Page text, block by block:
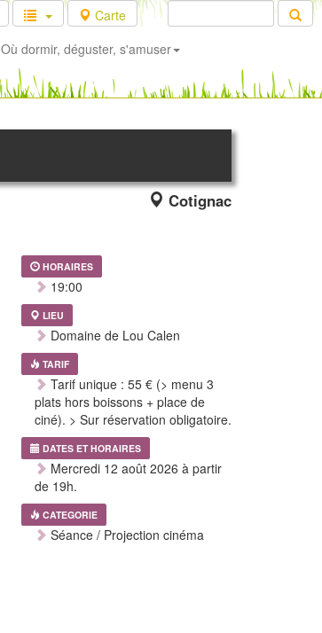
Carte
Où dormir, déguster, s'amuser
Cotignac
HORAIRES
19:00
LIEU
Domaine de Lou Calen
TARIF
Tarif unique : 55 € (> menu 3
plats hors boissons + place de
ciné). > Sur réservation obligatoire.
DATES ET HORAIRES
Mercredi 12 août 2026 à partir
de 19h.
CATEGORIE
Séance / Projection cinéma